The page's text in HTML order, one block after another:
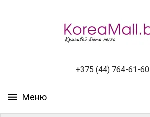
+375 (44) 764-61-60
СПЕЦПРЕДЛОЖЕНИЯ
ВСЕ